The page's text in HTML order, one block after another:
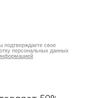
подтверждаете свое
персональных данных